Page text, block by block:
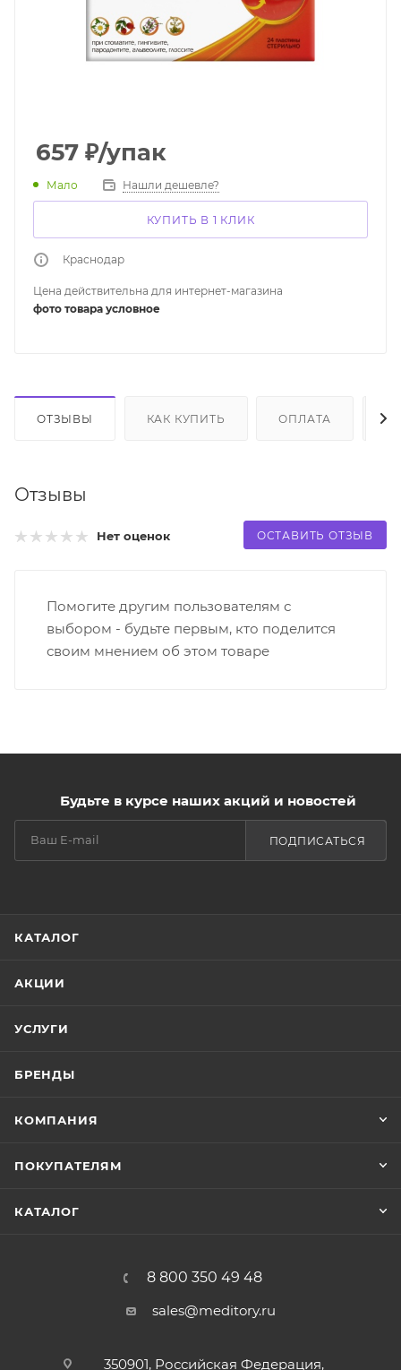
657 ₽/упак
Мало Нашли дешевле?
КУПИТЬ В 1 КЛИК
Краснодар
Цена действительна для интернет-магазина
фото товара условное
ОТЗЫВЫ КАК КУПИТЬ ОПЛАТА
Отзывы
Нет оценок ОСТАВИТЬ ОТЗЫВ
Помогите другим пользователям с
выбором - будьте первым, кто поделится
своим мнением об этом товаре
Будьте в курсе наших акций и новостей
ПОДПИСАТЬСЯ
КАТАЛОГ
АКЦИИ
УСЛУГИ
БРЕНДЫ
КОМПАНИЯ
ПОКУПАТЕЛЯМ
КАТАЛОГ
8 800 350 49 48
sales@meditory.ru
350901, Российская Федерация,